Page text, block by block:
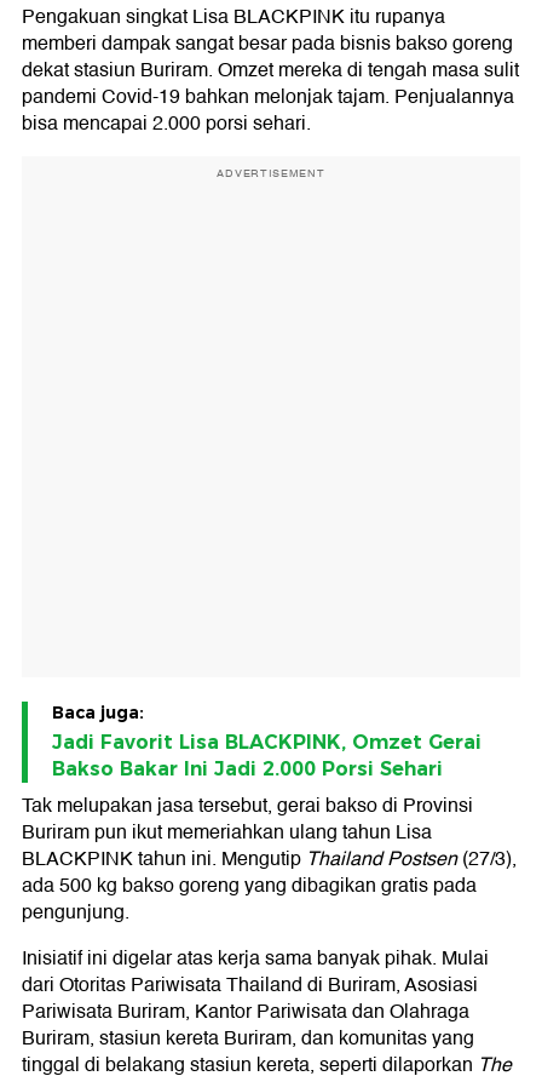
Pengakuan singkat Lisa BLACKPINK itu rupanya
memberi dampak sangat besar pada bisnis bakso goreng
dekat stasiun Buriram. Omzet mereka di tengah masa sulit
pandemi Covid-19 bahkan melonjak tajam. Penjualannya
bisa mencapai 2.000 porsi sehari.
ADVERTISEMENT
Baca juga:
Jadi Favorit Lisa BLACKPINK, Omzet Gerai
Bakso Bakar Ini Jadi 2.000 Porsi Sehari
Tak melupakan jasa tersebut, gerai bakso di Provinsi
Buriram pun ikut memeriahkan ulang tahun Lisa
BLACKPINK tahun ini. Mengutip Thailand Postsen(27/3),
ada 500 kg bakso goreng yang dibagikan gratis pada
pengunjung.
Inisiatif ini digelar atas kerja sama banyak pihak. Mulai
dari Otoritas Pariwisata Thailand di Buriram, Asosiasi
Pariwisata Buriram, Kantor Pariwisata dan Olahraga
Buriram, stasiun kereta Buriram, dan komunitas yang
tinggal di belakang stasiun kereta, seperti dilaporkan The